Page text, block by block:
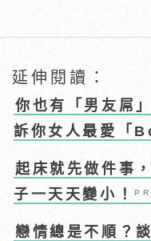
延伸閱讀：
你也有「男友屌
訴你女人最愛「
起床就先做件事
子一天天變小！PR
戀情總是不順？